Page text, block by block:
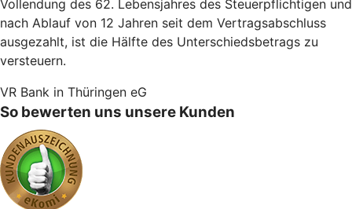
Vollendung des 62. Lebensjahres des Steuerpflichtigen und
nach Ablauf von 12 Jahren seit dem Vertragsabschluss
ausgezahlt, ist die Hälfte des Unterschiedsbetrags zu
versteuern.
VR Bank in Thüringen eG
So bewerten uns unsere Kunden